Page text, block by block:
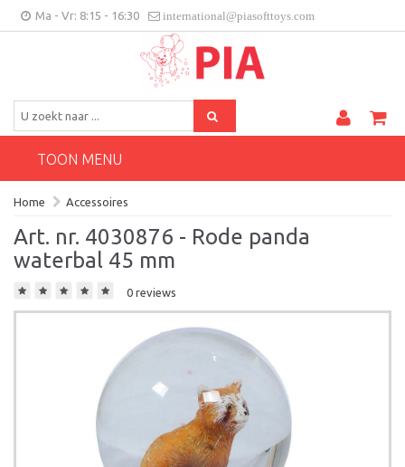
Ma - Vr: 8:15 - 16:30 international@piasofttoys.com
Klantenfeedback
BE/NL
TOON MENU
Home Accessoires
Art. nr. 4030876 - Rode panda
waterbal 45 mm
0 reviews